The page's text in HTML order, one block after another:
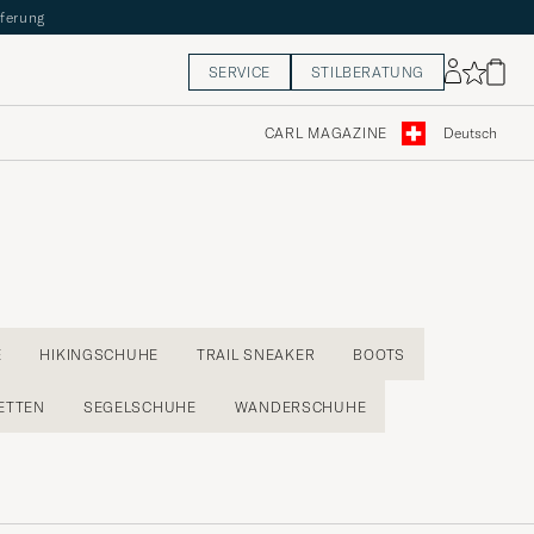
SERVICE STILBERATUNG
CARL MAGAZINE Deutsch
HIKINGSCHUHE TRAIL SNEAKER BOOTS
SEGELSCHUHE WANDERSCHUHE